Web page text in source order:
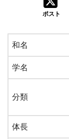
ポスト
和名
学名
分類
体長